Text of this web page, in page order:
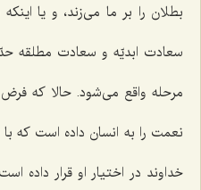
بطلان را بر ما می‌زند، و یا
سعادت ابدیّه و سعادت مطلقه
مرحله واقع می‌شود. حالا که
نعمت را به انسان داده است که
خداوند در اختیار او قرار داده